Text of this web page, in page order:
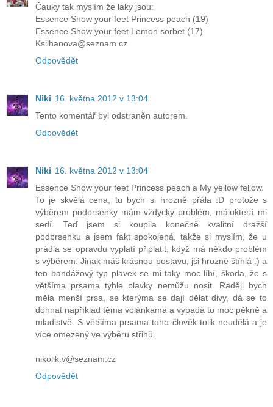
Čauky tak myslím že laky jsou:
Essence Show your feet Princess peach (19)
Essence Show your feet Lemon sorbet (17)
Ksilhanova@seznam.cz
Odpovědět
Niki 16. května 2012 v 13:04
Tento komentář byl odstraněn autorem.
Odpovědět
Niki 16. května 2012 v 13:04
Essence Show your feet Princess peach a My yellow fellow.
To je skvělá cena, tu bych si hrozně přála :D protože s
výběrem podprsenky mám vždycky problém, málokterá mi
sedí. Teď jsem si koupila konečně kvalitní dražší
podprsenku a jsem fakt spokojená, takže si myslím, že u
prádla se opravdu vyplatí připlatit, když má někdo problém
s výběrem. Jinak máš krásnou postavu, jsi hrozně štíhlá :) a
ten bandážový typ plavek se mi taky moc líbí, škoda, že s
většíma prsama tyhle plavky nemůžu nosit. Raději bych
měla menší prsa, se kterýma se dají dělat divy, dá se to
dohnat například těma volánkama a vypadá to moc pěkně a
mladistvě. S většíma prsama toho člověk tolik neudělá a je
více omezený ve výběru střihů.
nikolik.v@seznam.cz
Odpovědět